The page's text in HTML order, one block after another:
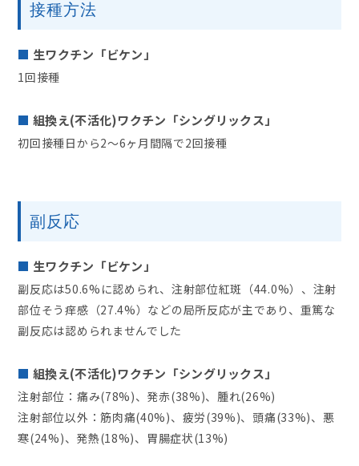
接種方法
生ワクチン「ビケン」
1回接種
組換え(不活化)ワクチン「シングリックス」
初回接種日から2〜6ヶ月間隔で2回接種
副反応
生ワクチン「ビケン」
副反応は50.6%に認められ、注射部位紅斑（44.0%）、注射
部位そう痒感（27.4%）などの局所反応が主であり、重篤な
副反応は認められませんでした
組換え(不活化)ワクチン「シングリックス」
注射部位：痛み(78%)、発赤(38%)、腫れ(26%)
注射部位以外：筋肉痛(40%)、疲労(39%)、頭痛(33%)、悪
寒(24%)、発熱(18%)、胃腸症状(13%)